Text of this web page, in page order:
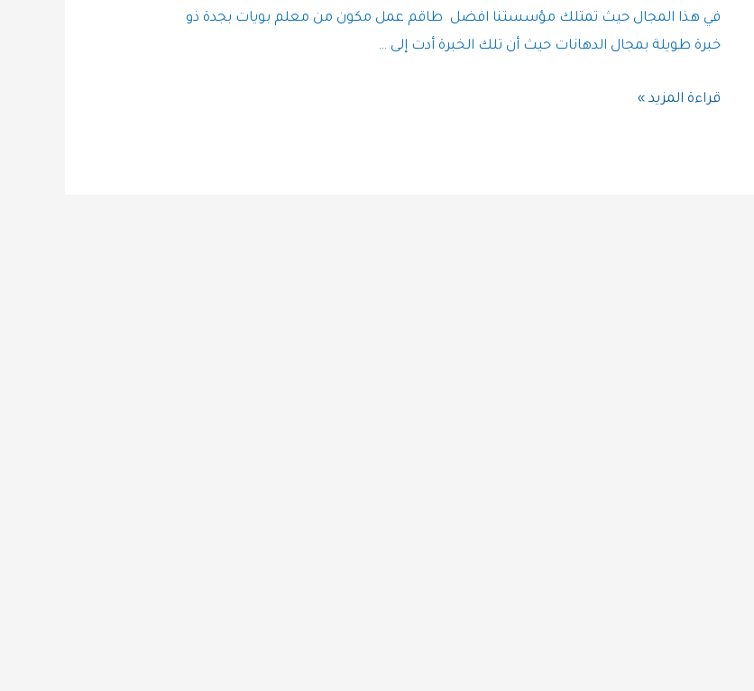
في هذا المجال حيث تمتلك مؤسستنا افضل طاقم عمل مكون من معلم بويات بجدة ذو
خبرة طويلة بمجال الدهانات حيث أن تلك الخبرة أدت إلى …
معلم
قراءة المزيد »